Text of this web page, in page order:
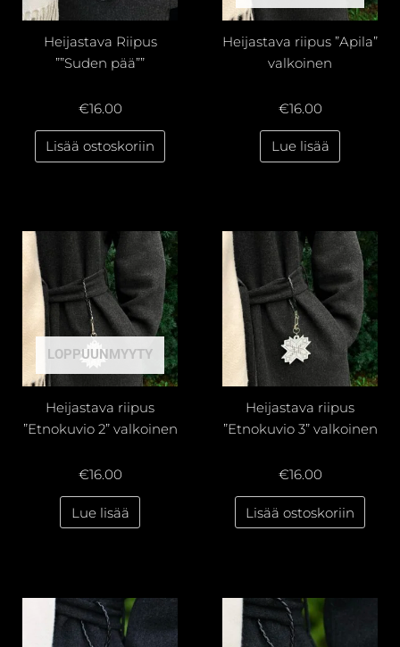
Heijastava Riipus
””Suden pää””
€16.00
Lisää ostoskoriin
Heijastava riipus ”Apila”
valkoinen
€16.00
Lue lisää
LOPPUUNMYYTY
Heijastava riipus
”Etnokuvio 2” valkoinen
€16.00
Lue lisää
Heijastava riipus
”Etnokuvio 3” valkoinen
€16.00
Lisää ostoskoriin